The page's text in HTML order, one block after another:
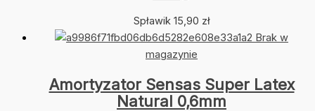
Spławik 15,90 zł
Brak w
magazynie
Amortyzator Sensas Super Latex
Natural 0,6mm